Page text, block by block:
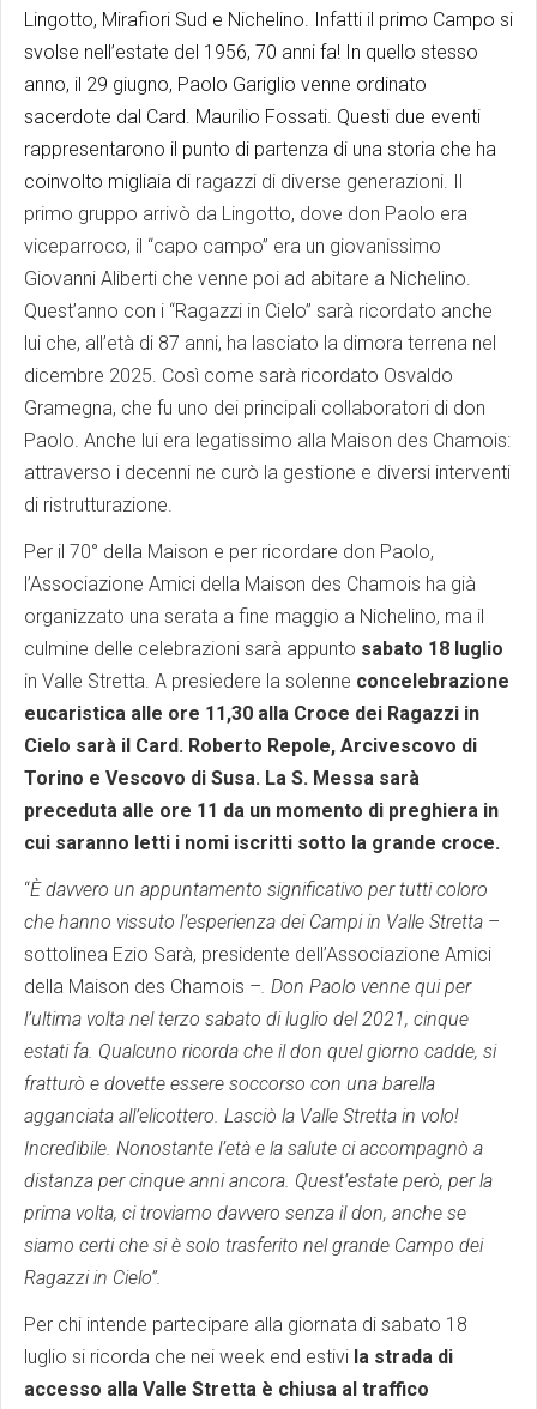
Lingotto, Mirafiori Sud e Nichelino. Infatti il primo Campo si
svolse nell’estate del 1956, 70 anni fa! In quello stesso
anno, il 29 giugno, Paolo Gariglio venne ordinato
sacerdote dal Card. Maurilio Fossati. Questi due eventi
rappresentarono il punto di partenza di una storia che ha
coinvolto migliaia di ragazzi di diverse generazioni. Il
primo gruppo arrivò da Lingotto, dove don Paolo era
viceparroco, il “capo campo” era un giovanissimo
Giovanni Aliberti che venne poi ad abitare a Nichelino.
Quest’anno con i “Ragazzi in Cielo” sarà ricordato anche
lui che, all’età di 87 anni, ha lasciato la dimora terrena nel
dicembre 2025. Così come sarà ricordato Osvaldo
Gramegna, che fu uno dei principali collaboratori di don
Paolo. Anche lui era legatissimo alla Maison des Chamois:
attraverso i decenni ne curò la gestione e diversi interventi
di ristrutturazione.
Per il 70° della Maison e per ricordare don Paolo,
l’Associazione Amici della Maison des Chamois ha già
organizzato una serata a fine maggio a Nichelino, ma il
culmine delle celebrazioni sarà appunto sabato 18 luglio
in Valle Stretta. A presiedere la solenne concelebrazione
eucaristica alle ore 11,30 alla Croce dei Ragazzi in
Cielo sarà il Card. Roberto Repole, Arcivescovo di
Torino e Vescovo di Susa. La S. Messa sarà
preceduta alle ore 11 da un momento di preghiera in
cui saranno letti i nomi iscritti sotto la grande croce.
“È davvero un appuntamento significativo per tutti coloro
che hanno vissuto l’esperienza dei Campi in Valle Stretta –
sottolinea Ezio Sarà, presidente dell’Associazione Amici
della Maison des Chamois –. Don Paolo venne qui per
l’ultima volta nel terzo sabato di luglio del 2021, cinque
estati fa. Qualcuno ricorda che il don quel giorno cadde, si
fratturò e dovette essere soccorso con una barella
agganciata all’elicottero. Lasciò la Valle Stretta in volo!
Incredibile. Nonostante l’età e la salute ci accompagnò a
distanza per cinque anni ancora. Quest’estate però, per la
prima volta, ci troviamo davvero senza il don, anche se
siamo certi che si è solo trasferito nel grande Campo dei
Ragazzi in Cielo”.
Per chi intende partecipare alla giornata di sabato 18
luglio si ricorda che nei week end estivi la strada di
accesso alla Valle Stretta è chiusa al traffico